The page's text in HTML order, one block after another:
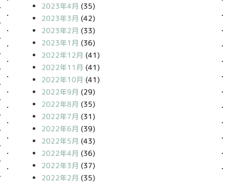
2023年4月 (35)
2023年3月 (42)
2023年2月 (33)
2023年1月 (36)
2022年12月 (41)
2022年11月 (41)
2022年10月 (41)
2022年9月 (29)
2022年8月 (35)
2022年7月 (31)
2022年6月 (39)
2022年5月 (43)
2022年4月 (36)
2022年3月 (37)
2022年2月 (35)